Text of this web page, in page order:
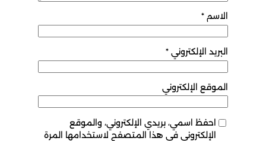
الاسم *
البريد الإلكتروني *
الموقع الإلكتروني
احفظ اسمي، بريدي الإلكتروني، والموقع
الإلكتروني في هذا المتصفح لاستخدامها المرة